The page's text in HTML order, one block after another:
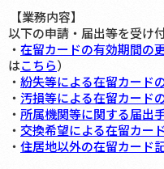
【業務内容】
以下の申請・届出等を受け付
・ 在留カードの有効期間の
はこちら）
・ 紛失等による在留カード
・ 汚損等による在留カード
・ 所属機関等に関する届出
・ 交換希望による在留カー
・ 住居地以外の在留カード